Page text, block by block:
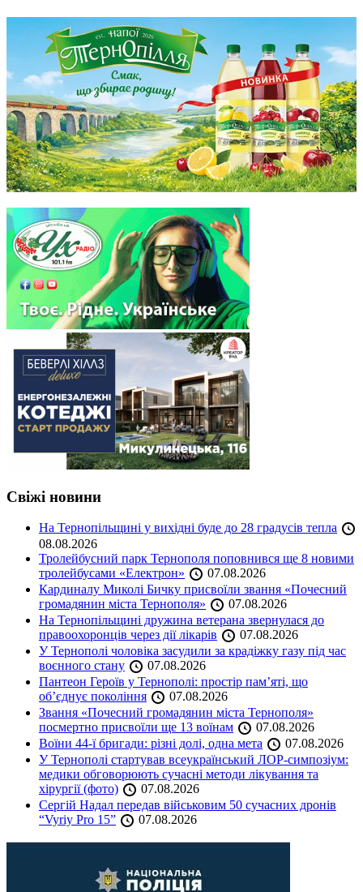
Свіжі новини
На Тернопільщині у вихідні буде до 28 градусів тепла
08.08.2026
Тролейбусний парк Тернополя поповнився ще 8 новими
тролейбусами «Електрон»
07.08.2026
Кардиналу Миколі Бичку присвоїли звання «Почесний
громадянин міста Тернополя»
07.08.2026
На Тернопільщині дружина ветерана звернулася до
правоохоронців через дії лікарів
07.08.2026
У Тернополі чоловіка засудили за крадіжку газу під час
воєнного стану
07.08.2026
Пантеон Героїв у Тернополі: простір пам’яті, що
об’єднує покоління
07.08.2026
Звання «Почесний громадянин міста Тернополя»
посмертно присвоїли ще 13 воїнам
07.08.2026
Воїни 44-ї бригади: різні долі, одна мета
07.08.2026
У Тернополі стартував всеукраїнський ЛОР-симпозіум:
медики обговорюють сучасні методи лікування та
хірургії (фото)
07.08.2026
Сергій Надал передав військовим 50 сучасних дронів
“Vyriy Pro 15”
07.08.2026